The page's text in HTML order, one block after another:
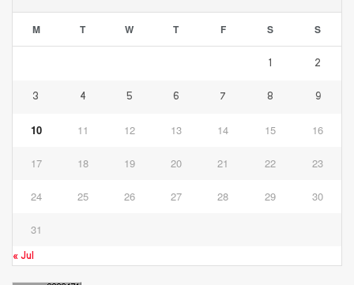
M T W T F S S
1 2
3 4 5 6 7 8 9
10 11 12 13 14 15 16
17 18 19 20 21 22 23
24 25 26 27 28 29 30
31
« Jul